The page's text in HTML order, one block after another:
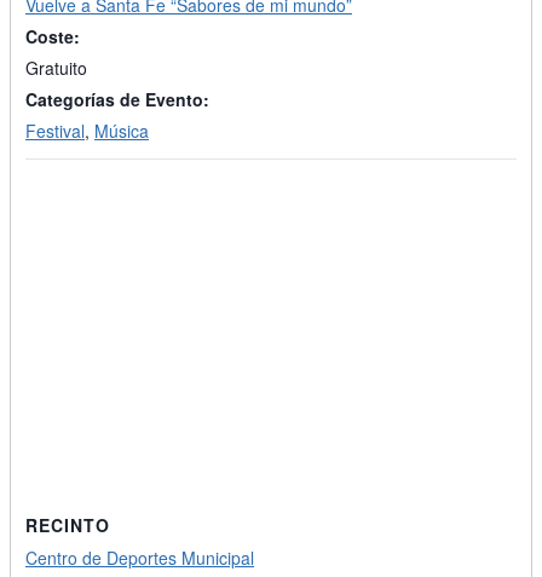
Coste:
Gratuito
Categorías de Evento:
Festival, Música
RECINTO
Centro de Deportes Municipal